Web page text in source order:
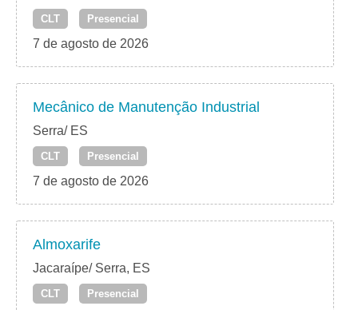
CLT Presencial
7 de agosto de 2026
Mecânico de Manutenção Industrial
Serra/ ES
CLT Presencial
7 de agosto de 2026
Almoxarife
Jacaraípe/ Serra, ES
CLT Presencial